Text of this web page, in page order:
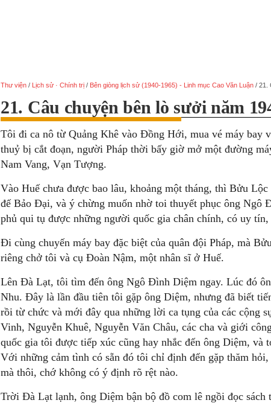
Thư viện / Lịch sử · Chính trị / Bên giòng lịch sử (1940-1965) - Linh mục Cao Văn Luận / 21.
21. Câu chuyện bên lò sưởi năm
Tôi đi ca nô từ Quảng Khê vào Đồng Hới, mua vé máy bay
thuỷ bị cắt đoạn, người Pháp thời bấy giờ mở một đường
Nam Vang, Vạn Tượng.
Vào Huế chưa được bao lâu, khoảng một tháng, thì Bửu
đế Bảo Đại, và ý chừng muốn nhờ toi thuyết phục ông Ngô
phủ qui tụ được những người quốc gia chân chính, có uy tín,
Đi cùng chuyến máy bay đặc biệt của quân đội Pháp, mà
riêng chở tôi và cụ Đoàn Nậm, một nhân sĩ ở Huế.
Lên Đà Lạt, tôi tìm đến ông Ngô Đình Diệm ngay. Lúc đó
Nhu. Đây là lần đầu tiên tôi gặp ông Diệm, nhưng đã biết
rồi từ chức và mới đây qua những lời ca tụng của các cộng
Vinh, Nguyễn Khuê, Nguyễn Văn Châu, các cha và giới
quốc gia tôi được tiếp xúc cũng hay nhắc đến ông Diệm, và
Với những cảm tình có sẵn đó tôi chỉ định đến gặp thăm
mà thôi, chớ không có ý định rõ rệt nào.
Trời Đà Lạt lạnh, ông Diệm bận bộ đồ com lê ngồi đọc sách